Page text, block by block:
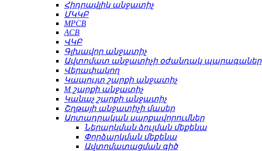
Հիդրավլիկ անջատիչ
ՄԿԿԲ
MPCB
ACB
ՎԿԲ
Գլխավոր անջատիչ
Ավտոմատ անջատիչի օժանդակ պարագաներ
Վերափակող
Կապույտ շարքի անջատիչ
M շարքի անջատիչ
Կանաչ շարքի անջատիչ
Շղթայի անջատիչի մասեր
Արտադրական սարքավորումներ
Ներարկման ձուլման մեքենա
Փորձարկման մեքենա
Ավտոմատացման գիծ